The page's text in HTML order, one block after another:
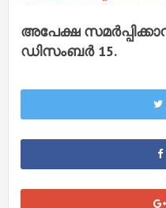
അപേക്ഷ
ഡിസംബർ 15.